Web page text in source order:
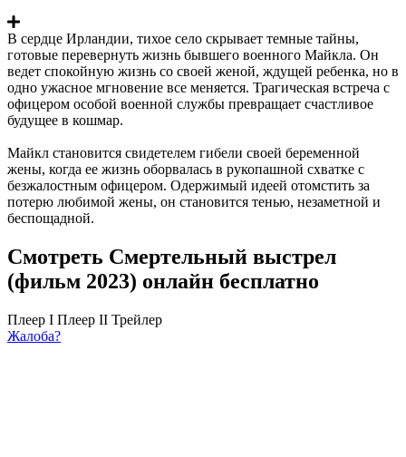
В сердце Ирландии, тихое село скрывает темные тайны,
готовые перевернуть жизнь бывшего военного Майкла. Он
ведет спокойную жизнь со своей женой, ждущей ребенка, но в
одно ужасное мгновение все меняется. Трагическая встреча с
офицером особой военной службы превращает счастливое
будущее в кошмар.
Майкл становится свидетелем гибели своей беременной
жены, когда ее жизнь оборвалась в рукопашной схватке с
безжалостным офицером. Одержимый идеей отомстить за
потерю любимой жены, он становится тенью, незаметной и
беспощадной.
Смотреть Смертельный выстрел
(фильм 2023) онлайн бесплатно
Плеер I Плеер II Трейлер
Жалоба?